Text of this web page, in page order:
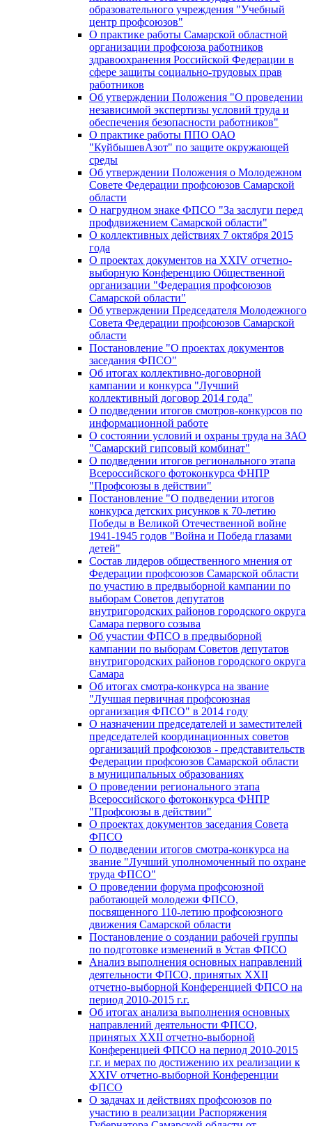
образовательного учреждения "Учебный
центр профсоюзов"
О практике работы Самарской областной
организации профсоюза работников
здравоохранения Российской Федерации в
сфере защиты социально-трудовых прав
работников
Об утверждении Положения "О проведении
независимой экспертизы условий труда и
обеспечения безопасности работников"
О практике работы ППО ОАО
"КуйбышевАзот" по защите окружающей
среды
Об утверждении Положения о Молодежном
Совете Федерации профсоюзов Самарской
области
О нагрудном знаке ФПСО "За заслуги перед
профдвижением Самарской области"
О коллективных действиях 7 октября 2015
года
О проектах документов на XXIV отчетно-
выборную Конференцию Общественной
организации "Федерация профсоюзов
Самарской области"
Об утверждении Председателя Молодежного
Совета Федерации профсоюзов Самарской
области
Постановление "О проектах документов
заседания ФПСО"
Об итогах коллективно-договорной
кампании и конкурса "Лучший
коллективный договор 2014 года"
О подведении итогов смотров-конкурсов по
информационной работе
О состоянии условий и охраны труда на ЗАО
"Самарский гипсовый комбинат"
О подведении итогов регионального этапа
Всероссийского фотоконкурса ФНПР
"Профсоюзы в действии"
Постановление "О подведении итогов
конкурса детских рисунков к 70-летию
Победы в Великой Отечественной войне
1941-1945 годов "Война и Победа глазами
детей"
Состав лидеров общественного мнения от
Федерации профсоюзов Самарской области
по участию в предвыборной кампании по
выборам Советов депутатов
внутригородских районов городского округа
Самара первого созыва
Об участии ФПСО в предвыборной
кампании по выборам Советов депутатов
внутригородских районов городского округа
Самара
Об итогах смотра-конкурса на звание
"Лучшая первичная профсоюзная
организация ФПСО" в 2014 году
О назначении председателей и заместителей
председателей координационных советов
организаций профсоюзов - представительств
Федерации профсоюзов Самарской области
в муниципальных образованиях
О проведении регионального этапа
Всероссийского фотоконкурса ФНПР
"Профсоюзы в действии"
О проектах документов заседания Совета
ФПСО
О подведении итогов смотра-конкурса на
звание "Лучший уполномоченный по охране
труда ФПСО"
О проведении форума профсоюзной
работающей молодежи ФПСО,
посвященного 110-летию профсоюзного
движения Самарской области
Постановление о создании рабочей группы
по подготовке изменений в Устав ФПСО
Анализ выполнения основных направлений
деятельности ФПСО, принятых XXII
отчетно-выборной Конференцией ФПСО на
период 2010-2015 г.г.
Об итогах анализа выполнения основных
направлений деятельности ФПСО,
принятых XXII отчетно-выборной
Конференцией ФПСО на период 2010-2015
г.г. и мерах по достижению их реализации к
XXIV отчетно-выборной Конференции
ФПСО
О задачах и действиях профсоюзов по
участию в реализации Распоряжения